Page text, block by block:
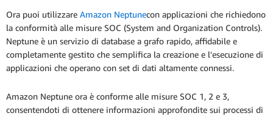
Ora puoi utilizzare Amazon Neptunecon applicazioni che richiedono
la conformità alle misure SOC (System and Organization Controls).
Neptune è un servizio di database a grafo rapido, affidabile e
completamente gestito che semplifica la creazione e l'esecuzione di
applicazioni che operano con set di dati altamente connessi.
Amazon Neptune ora è conforme alle misure SOC 1, 2 e 3,
consentendoti di ottenere informazioni approfondite sui processi di